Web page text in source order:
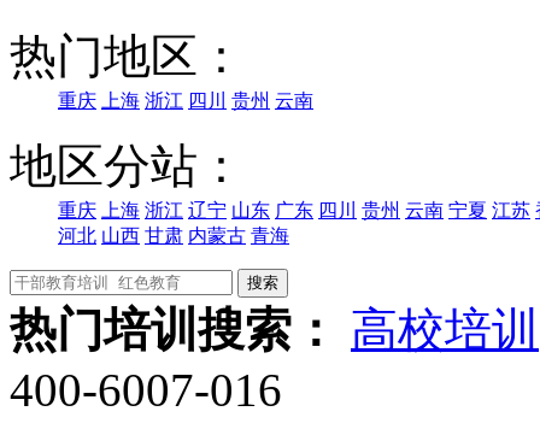
热门地区：
重庆 上海 浙江 四川 贵州 云南
地区分站：
重庆 上海 浙江 辽宁 山东 广东 四川 贵州 云南 宁夏 江苏
河北 山西 甘肃 内蒙古 青海
热门培训搜索：
高校培训
400-6007-016